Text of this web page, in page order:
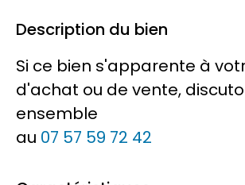
Description du bien
Si ce bien s'apparente à
d'achat ou de vente,
ensemble
au 07 57 59 72 42